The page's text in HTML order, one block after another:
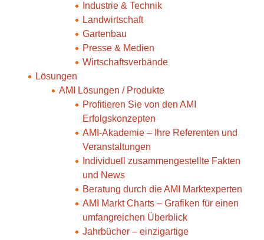
Industrie & Technik
Landwirtschaft
Gartenbau
Presse & Medien
Wirtschaftsverbände
Lösungen
AMI Lösungen / Produkte
Profitieren Sie von den AMI
Erfolgskonzepten
AMI-Akademie – Ihre Referenten und
Veranstaltungen
Individuell zusammengestellte Fakten
und News
Beratung durch die AMI Marktexperten
AMI Markt Charts – Grafiken für einen
umfangreichen Überblick
Jahrbücher – einzigartige